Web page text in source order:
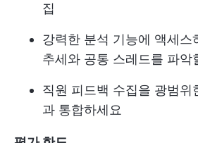
집
강력한 분석 기능에 액세스
추세와 공통 스레드를 파악
직원 피드백 수집을 광범위
과 통합하세요